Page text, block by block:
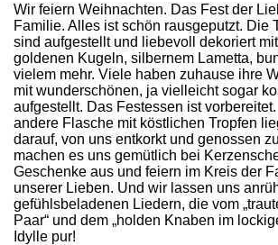
Wir feiern Weihnachten. Das Fest der
Familie. Alles ist schön rausgeputzt. Die
sind aufgestellt und liebevoll dekoriert
goldenen Ku­geln, silbernem Lametta,
vielem mehr. Viele haben zuhause ihre
mit wunderschö­nen, ja vielleicht sogar
aufgestellt. Das Festessen ist
andere Flasche mit köst­lichen Tropfen
darauf, von uns entkorkt und genossen
machen es uns gemütlich bei
Geschenke aus und feiern im Kreis der
unserer Lieben. Und wir lassen uns
gefühlsbeladenen Liedern, die vom
Paar“ und dem „holden Knaben im
Idylle pur!